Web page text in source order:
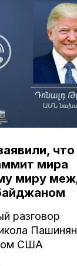
что
мира
миру
разговор
США